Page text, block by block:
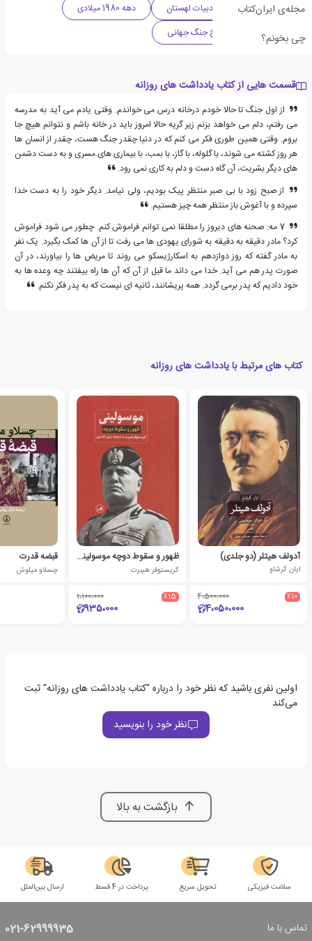
مجله‌ی ایران‌کتاب
چی بخونم؟
زندگی نامه ادبیات لهستان
دهه 1980 میلادی
تاریخی
تاریخ جنگ جهانی
قسمت هایی از کتاب یادداشت های روزانه
از اول جنگ تا حالا خودم درخانه درس می خواندم. وقتی یادم می آید به مدرسه
می رفتم، دلم می خواهد بزنم زیر گریه حالا امروز باید در خانه باشم و نتوانم هیچ جا
بروم. وقتی همین طوری فکر می کنم که در دنیا چقدر جنگ هست، چقدر از انسان ها
هر روز کشته می شوند، با گلوله، با گاز، با بمب، با بیماری های مسری و به دست دشمن
های دیگر بشریت، آن گاه دست و دلم به کاری نمی رود.
از صبح زود با بی صبر منتظر پیک بودیم، ولی نیامد. دیگر خود را به دست خدا
سپرده و با آغوش باز منتظر همه چیز هستیم.
7 مه: صحنه های دیروز را مطلقا نمی توانم فراموش کنم. چطور می شود فراموش
کرد؟ مادر دقیقه به دقیقه به شورای یهودی ها می رفت تا از آن ها کمک بگیرد. یک نفر
به مادر گفته که روز دوازدهم به اسکارژیسکو می روند تا مریض ها را بیاورند، در آن
صورت پدر هم می آید. خدا می داند ما قبل از آن که آن ها راه بیفتند چه وعده ها به
خود دادیم که پدر برمی گردد. همه پریشانند، ثانیه ای نیست که به پدر فکر نکنم.
کتاب های مرتبط با یادداشت های روزانه
آدولف هیتلر (دو جلدی)
ایان کرشاو
٪10 4،500،000
4،050،000
ظهور و سقوط دوچه موسولینی
کریستوفر هیبرت
٪15 1،100،000
935،000
قبضه قدرت
چسلاو میلوش
اولین نفری باشید که نظر خود را درباره "کتاب یادداشت های روزانه" ثبت
می‌کند
نظر خود را بنویسید
بازگشت به بالا
سلامت فیزیکی تحویل سریع پرداخت در 4 قسط ارسال بین‌الملل
تماس با ما 021-62999935